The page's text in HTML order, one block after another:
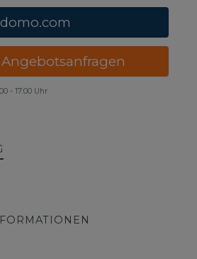
Angebotsanfragen
- 17:00 Uhr